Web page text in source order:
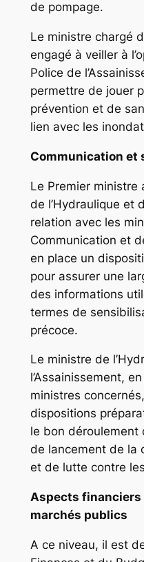
de pompage.
Le ministre chargé
engagé à veiller à
Police de
permettre de jouer
prévention et de
lien avec les
Communication et
Le Premier ministre
de l’Hydraulique et
relation avec les
Communication et
en place un
pour assurer une
des informations
termes de
précoce.
Le ministre de
l’Assainissement,
ministres
dispositions
le bon déroulement
de lancement de la
et de lutte contre
Aspects financiers
marchés publics
A ce niveau, il est